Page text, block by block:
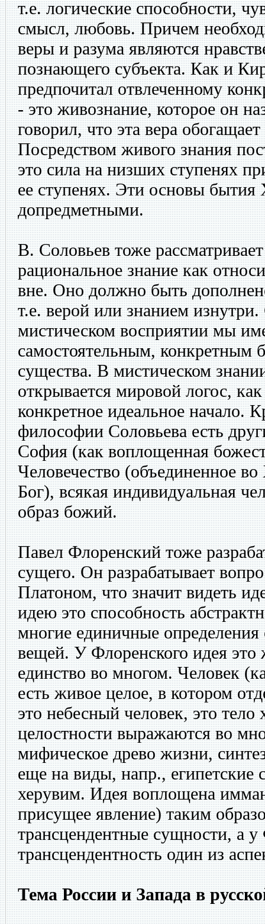
т.е. логические способности,
смысл, любовь. Причем
веры и разума являются
познающего субъекта. Как и
предпочитал отвлеченному
- это живознание, которое он
говорил, что эта вера
Посредством живого знания
это сила на низших ступенях
ее ступенях. Эти основы бытия
допредметными.
В. Соловьев тоже
рациональное знание как
вне. Оно должно быть
т.е. верой или знанием
мистическом восприятии мы
самостоятельным, конкретным
существа. В мистическом
открывается мировой логос,
конкретное идеальное начало.
философии Соловьева есть
София (как воплощенная
Человечество (объединенное
Бог), всякая индивидуальная
образ божий.
Павел Флоренский тоже
сущего. Он разрабатывает
Платоном, что значит видеть
идею это способность
многие единичные
вещей. У Флоренского идея это
единство во многом. Человек
есть живое целое, в котором
это небесный человек, это
целостности выражаются во
мифическое древо жизни,
еще на виды, напр., египетские
херувим. Идея воплощена
присущее явление) таким
трансцендентные сущности, а у
трансцендентность один из
Тема России и Запада в